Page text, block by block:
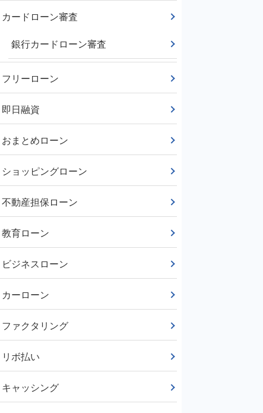
カードローン審査
銀行カードローン審査
フリーローン
即日融資
おまとめローン
ショッピングローン
不動産担保ローン
教育ローン
ビジネスローン
カーローン
ファクタリング
リボ払い
キャッシング